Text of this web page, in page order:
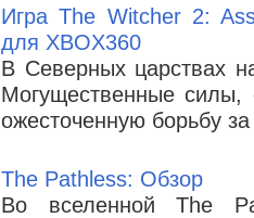
Игра The Witcher 2:
для XBOX360
В Северных царствах
Могущественные
ожесточенную борьбу
The Pathless: Обзор
Во вселенной The